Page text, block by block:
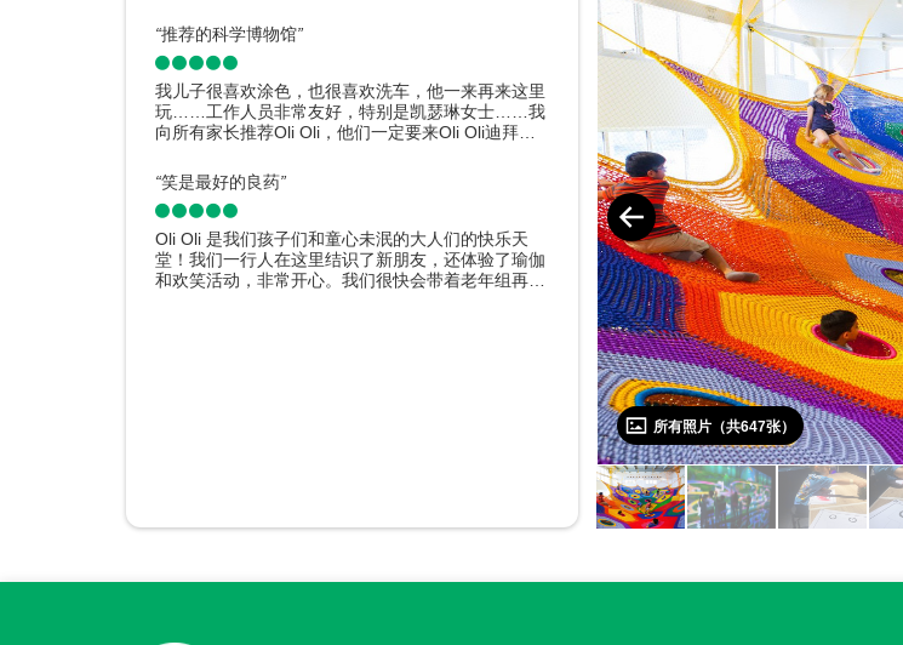
“推荐的科学博物馆”
我儿子很喜欢涂色，也很喜欢洗车，他一来再来这里
玩……工作人员非常友好，特别是凯瑟琳女士……我
向所有家长推荐Oli Oli，他们一定要来Oli Oli迪拜
“笑是最好的良药”
Oli Oli 是我们孩子们和童心未泯的大人们的快乐天
堂！我们一行人在这里结识了新朋友，还体验了瑜伽
和欢笑活动，非常开心。我们很快会带着老年组再次
所有照片（共647张）